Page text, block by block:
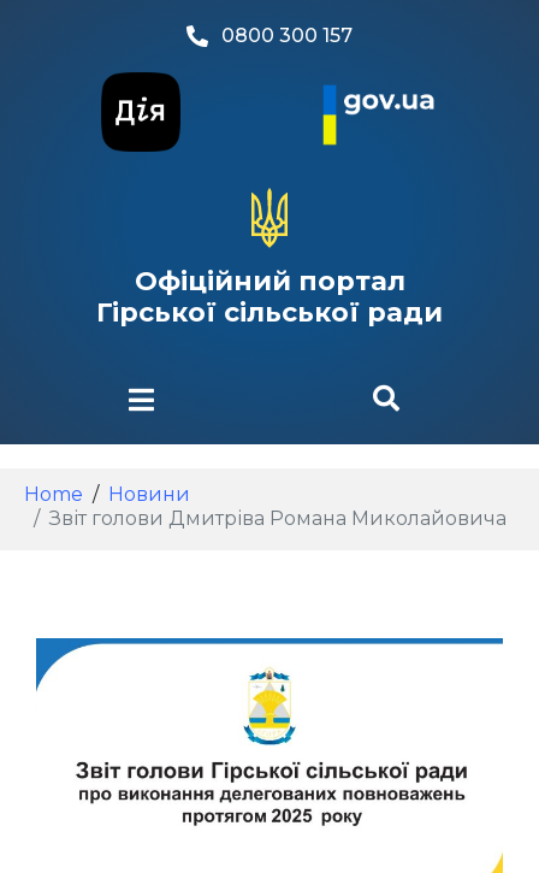
0800 300 157
Офіційний портал
Гірської сільської ради
Home
Новини
Звіт голови Дмитріва Романа Миколайовича